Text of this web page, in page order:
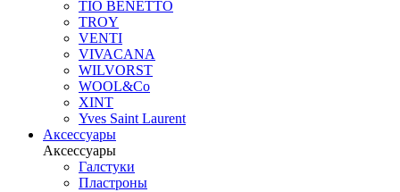
TIO BENETTO
TROY
VENTI
VIVACANA
WILVORST
WOOL&Co
XINT
Yves Saint Laurent
Аксессуары
Аксессуары
Галстуки
Пластроны